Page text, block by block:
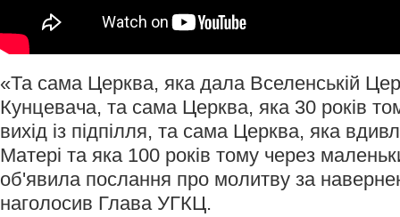
«Та сама Церква, яка дала Вселенській
Кунцевача, та сама Церква, яка 30 років
вихід із підпілля, та сама Церква, яка
Матері та яка 100 років тому через
об'явила послання про молитву за
наголосив Глава УГКЦ.